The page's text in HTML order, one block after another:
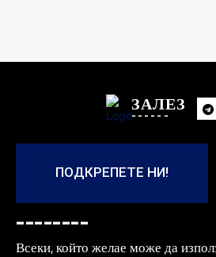
ЗАЛЕЗ
------
ПОДКРЕПЕТЕ НИ!
--------
Всеки, който желае може да